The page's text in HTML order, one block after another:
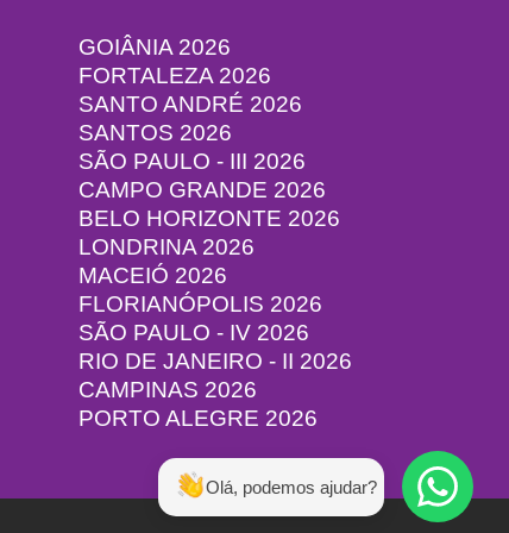
Olá, podemos ajudar?
GOIÂNIA 2026
FORTALEZA 2026
SANTO ANDRÉ 2026
SANTOS 2026
SÃO PAULO - III 2026
CAMPO GRANDE 2026
BELO HORIZONTE 2026
LONDRINA 2026
MACEIÓ 2026
FLORIANÓPOLIS 2026
SÃO PAULO - IV 2026
RIO DE JANEIRO - II 2026
CAMPINAS 2026
PORTO ALEGRE 2026